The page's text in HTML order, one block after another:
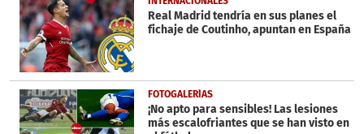
seconds
Real Madrid tendría en sus planes el
fichaje de Coutinho, apuntan en España
FOTOGALERÍAS
¡No apto para sensibles! Las lesiones
más escalofriantes que se han visto en